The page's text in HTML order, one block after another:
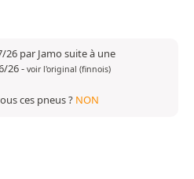
par Jamo suite à une
26- voir l'original (finnois)
ces pneus ? NON